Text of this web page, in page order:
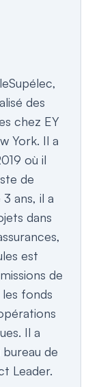
des
chez EY
York. Il a
où il
de
ans, il a
dans
est
de
fonds
Il a
de
Leader.